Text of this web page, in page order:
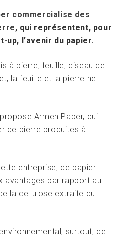
commercialise des
, qui représentent, pour
up, l’avenir du papier.
à pierre, feuille, ciseau de
la feuille et la pierre ne
!
Armen Paper, qui
de pierre produites à
entreprise, ce papier
avantages par rapport au
la cellulose extraite du
surtout, ce